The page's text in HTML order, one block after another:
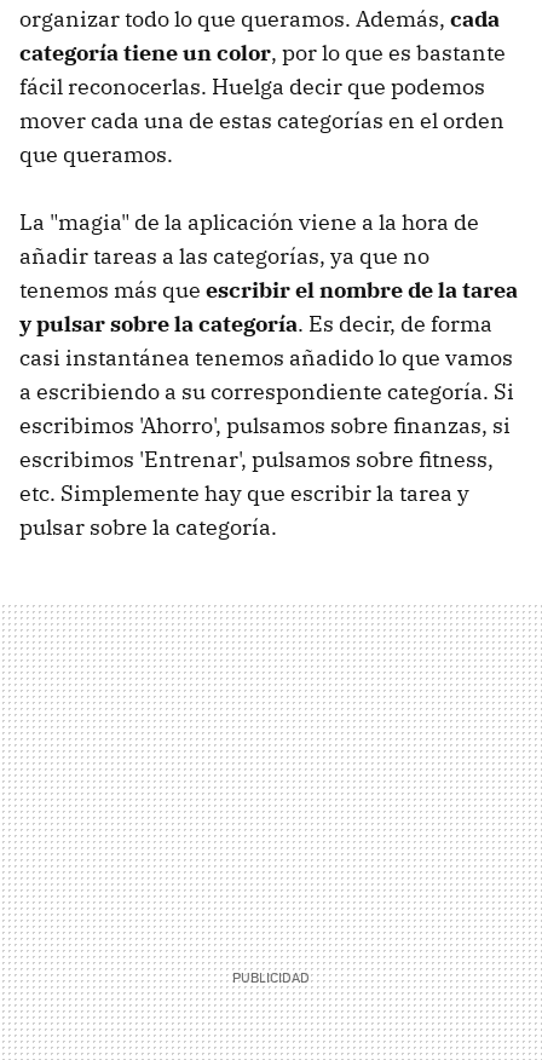
organizar todo lo que queramos. Además, cada
categoría tiene un color, por lo que es bastante
fácil reconocerlas. Huelga decir que podemos
mover cada una de estas categorías en el orden
que queramos.
La "magia" de la aplicación viene a la hora de
añadir tareas a las categorías, ya que no
tenemos más que escribir el nombre de la tarea
y pulsar sobre la categoría. Es decir, de forma
casi instantánea tenemos añadido lo que vamos
a escribiendo a su correspondiente categoría. Si
escribimos 'Ahorro', pulsamos sobre finanzas, si
escribimos 'Entrenar', pulsamos sobre fitness,
etc. Simplemente hay que escribir la tarea y
pulsar sobre la categoría.